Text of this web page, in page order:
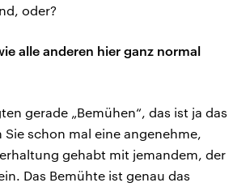
oder?
alle anderen hier ganz normal
gerade „Bemühen“, das ist ja das
Sie schon mal eine angenehme,
gehabt mit jemandem, der
Das Bemühte ist genau das